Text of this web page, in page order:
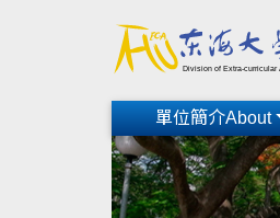
單位簡介About